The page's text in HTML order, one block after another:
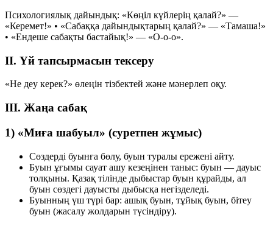
Психологиялық дайындық: «Көңіл күйлерің қалай?» —
«Керемет!» • «Сабаққа дайындықтарың қалай?» — «Тамаша!»
• «Ендеше сабақты бастайық!» — «О-о-о».
II. Үй тапсырмасын тексеру
«Не деу керек?» өлеңін тізбектей және мәнерлеп оқу.
III. Жаңа сабақ
1) «Миға шабуыл» (суретпен жұмыс)
Сөздерді буынға бөлу, буын туралы ережені айту.
Буын ұғымы сауат ашу кезеңінен таныс: буын — дауыс
толқыны. Қазақ тілінде дыбыстар буын құрайды, ал
буын сөздегі дауысты дыбысқа негізделеді.
Буынның үш түрі бар: ашық буын, тұйық буын, бітеу
буын (жасалу жолдарын түсіндіру).